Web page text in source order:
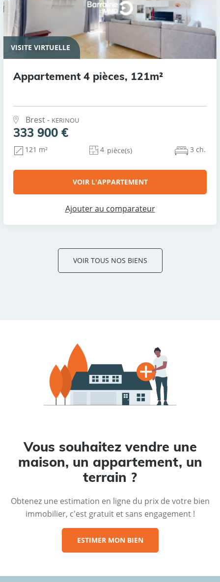
VISITE VIRTUELLE
Appartement 4 pièces, 121m²
Brest - KERINOU
333 900 €
121 m² 4 pièce(s) 3 ch.
VOIR L'APPARTEMENT
Ajouter au comparateur
VOIR TOUS NOS BIENS
Vous souhaitez vendre une
maison, un appartement, un
terrain ?
Obtenez une estimation en ligne du prix de votre bien
immobilier, c'est gratuit et sans engagement !
ESTIMER MON BIEN